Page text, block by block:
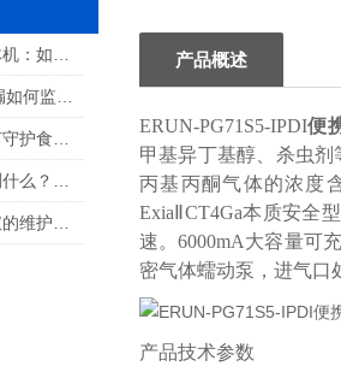
产品概述
ERUN-PG71S5-IPDI便
甲基异丁基醇、杀虫
丙基丙酮气体的浓度
ExiaⅡCT4Ga本质安全
速。6000mA大容量可
密气体蠕动泵，进气口
产品技术参数